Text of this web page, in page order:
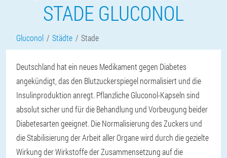
STADE GLUCONOL
Gluconol Städte Stade
Deutschland hat ein neues Medikament gegen Diabetes
angekündigt, das den Blutzuckerspiegel normalisiert und die
Insulinproduktion anregt. Pflanzliche Gluconol-Kapseln sind
absolut sicher und für die Behandlung und Vorbeugung beider
Diabetesarten geeignet. Die Normalisierung des Zuckers und
die Stabilisierung der Arbeit aller Organe wird durch die gezielte
Wirkung der Wirkstoffe der Zusammensetzung auf die